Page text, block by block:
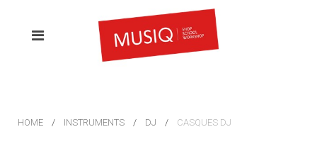
HOME INSTRUMENTS DJ CASQUES DJ